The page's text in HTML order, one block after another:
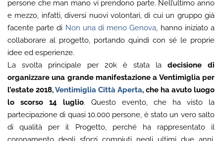
persone che man mano vi prendono parte. Nell’ultimo anno
e mezzo, infatti, diversi nuovi volontari, di cui un gruppo già
facente parte di Non una di meno Genova, hanno iniziato a
collaborare al progetto, portando quindi con sé le proprie
idee ed esperienze.
La svolta principale per 20k è stata la decisione di
organizzare una grande manifestazione a Ventimiglia per
l’estate 2018,Ventimiglia Città Aperta, che ha avuto luogo
lo scorso 14 luglio. Questo evento, che ha visto la
partecipazione di quasi 10.000 persone, è stato un vero salto
di qualità per il Progetto, perché ha rappresentato il